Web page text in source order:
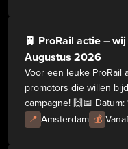
🚆 ProRail actie –
Augustus 2026
Voor een leuke ProRail
promotors die willen
campagne! 🙌📅 Datum:
📍 Amsterdam 💰 Vanaf